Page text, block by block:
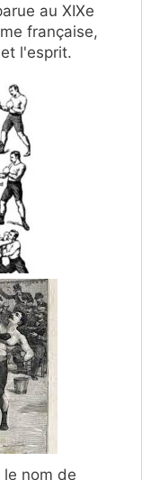
au XIXe
française,
l'esprit.
le nom de